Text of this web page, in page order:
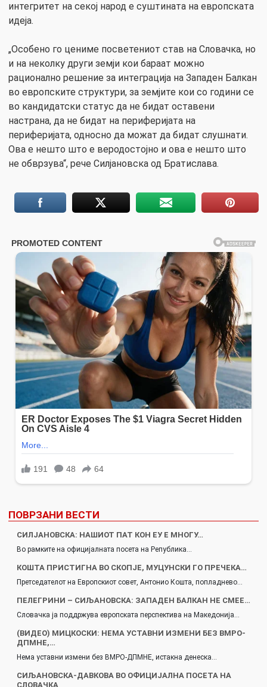
интегритет на секој народ е суштината на европската
идеја.
„Особено го цениме посветениот став на Словачка, но
и на неколку други земји кои бараат можно
рационално решение за интеграција на Западен Балкан
во европските структури, за земјите кои со години се
во кандидатски статус да не бидат оставени
настрана, да не бидат на периферијата на
периферијата, односно да можат да бидат слушнати.
Ова е нешто што е веродостојно и ова е нешто што
не обврзува“, рече Силјановска од Братислава.
ПОВРЗАНИ ВЕСТИ
СИЛЈАНОВСКА: НАШИОТ ПАТ КОН ЕУ Е МНОГУ…
Во рамките на официјалната посета на Република…
КОШТА ПРИСТИГНА ВО СКОПЈЕ, МУЦУНСКИ ГО ПРЕЧЕКА…
Претседателот на Европскиот совет, Антонио Кошта, попладнево…
ПЕЛЕГРИНИ – СИЉАНОВСКА: ЗАПАДЕН БАЛКАН НЕ СМЕЕ…
Словачка ја поддржува европската перспектива на Македонија…
(ВИДЕО) МИЦКОСКИ: НЕМА УСТАВНИ ИЗМЕНИ БЕЗ ВМРО-
ДПМНЕ,…
Нема уставни измени без ВМРО-ДПМНЕ, истакна денеска…
СИЉАНОВСКА-ДАВКОВА ВО ОФИЦИЈАЛНА ПОСЕТА НА
СЛОВАЧКА